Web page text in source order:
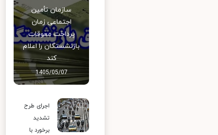
سازمان تأمین
اجتماعی زمان
پرداخت معوقات
بازنشستگان را اعلام
کند
1405/05/07
اجرای طرح
تشدید
برخورد با